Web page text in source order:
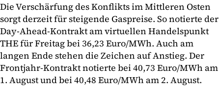
Die Verschärfung des Konflikts im Mittleren Osten
sorgt derzeit für steigende Gaspreise. So notierte der
Day-Ahead-Kontrakt am virtuellen Handelspunkt
THE für Freitag bei 36,23 Euro/MWh. Auch am
langen Ende stehen die Zeichen auf Anstieg. Der
Frontjahr-Kontrakt notierte bei 40,73 Euro/MWh am
1. August und bei 40,48 Euro/MWh am 2. August.